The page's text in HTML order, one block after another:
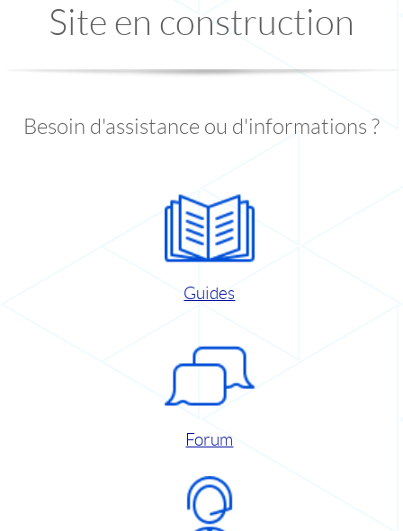
Site en construction
Besoin d'assistance ou d'informations ?
Guides
Forum